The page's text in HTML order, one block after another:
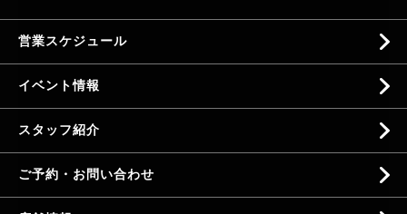
営業スケジュール
イベント情報
スタッフ紹介
ご予約・お問い合わせ